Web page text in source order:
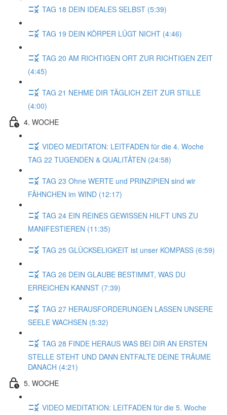
TAG 18 DEIN IDEALES SELBST (5:39)
TAG 19 DEIN KÖRPER LÜGT NICHT (4:46)
TAG 20 AM RICHTIGEN ORT ZUR RICHTIGEN ZEIT
(4:45)
TAG 21 NEHME DIR TÄGLICH ZEIT ZUR STILLE
(4:00)
4. WOCHE
VIDEO MEDITATON: LEITFADEN für die 4. Woche
TAG 22 TUGENDEN & QUALITÄTEN (24:58)
TAG 23 Ohne WERTE und PRINZIPIEN sind wir
FÄHNCHEN im WIND (12:17)
TAG 24 EIN REINES GEWISSEN HILFT UNS ZU
MANIFESTIEREN (11:35)
TAG 25 GLÜCKSELIGKEIT ist unser KOMPASS (6:59)
TAG 26 DEIN GLAUBE BESTIMMT, WAS DU
ERREICHEN KANNST (7:39)
TAG 27 HERAUSFORDERUNGEN LASSEN UNSERE
SEELE WACHSEN (5:32)
TAG 28 FINDE HERAUS WAS BEI DIR AN ERSTEN
STELLE STEHT UND DANN ENTFALTE DEINE TRÄUME
DANACH (4:21)
5. WOCHE
VIDEO MEDITATION: LEITFADEN für die 5. Woche